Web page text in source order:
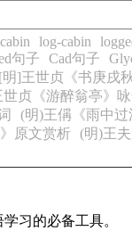
log-cabin
句子 Cad句子
[明]王世贞《书庚戌
世贞《游醉翁亭》
(明)王偁《雨中
原文赏析 (明)王
习的必备工具。